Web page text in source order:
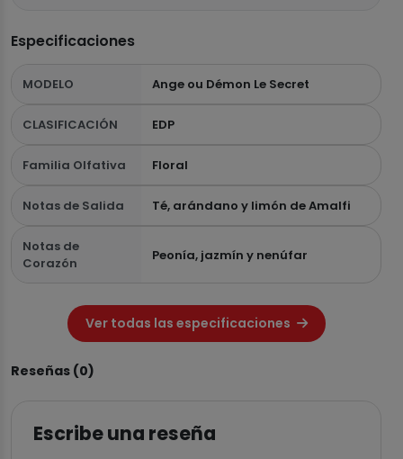
Especificaciones
MODELO Ange ou Démon Le Secret
CLASIFICACIÓN EDP
Familia Olfativa Floral
Notas de Salida Té, arándano y limón de Amalfi
Notas de
Corazón
Peonía, jazmín y nenúfar
Ver todas las especificaciones
Reseñas (0)
Escribe una reseña